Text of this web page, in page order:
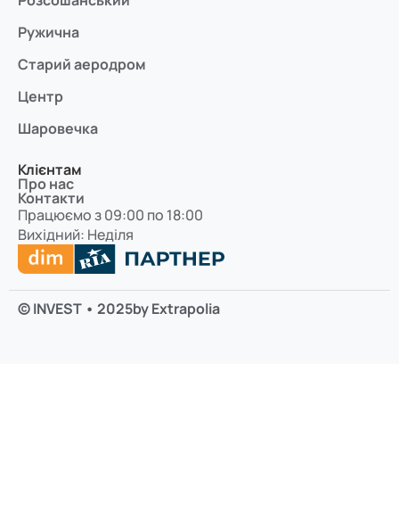
Ружична
Старий аеродром
Центр
Шаровечка
Клієнтам
Про нас
Контакти
Працюємо з 09:00 по 18:00
Вихідний: Неділя
© INVEST • 2025by Extrapolia